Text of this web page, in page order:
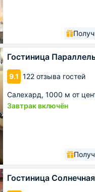
Гостиница
9.1 122 отзыва гостей
Салехард, 1000 м от
Завтрак включён
Гостиница Солнечная